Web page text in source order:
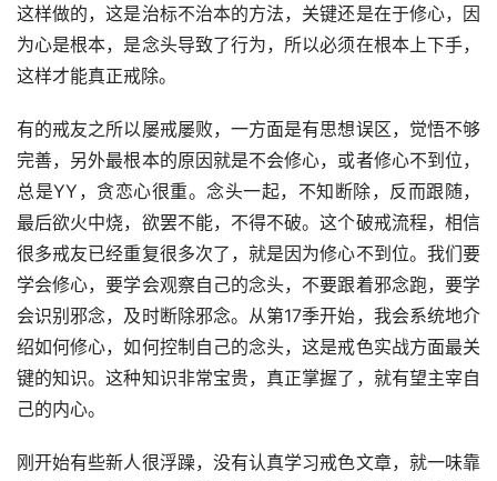
这样做的，这是治标不治本的方法，关键还是在于修心，因
为心是根本，是念头导致了行为，所以必须在根本上下手，
这样才能真正戒除。
有的戒友之所以屡戒屡败，一方面是有思想误区，觉悟不够
完善，另外最根本的原因就是不会修心，或者修心不到位，
总是YY，贪恋心很重。念头一起，不知断除，反而跟随，
最后欲火中烧，欲罢不能，不得不破。这个破戒流程，相信
很多戒友已经重复很多次了，就是因为修心不到位。我们要
学会修心，要学会观察自己的念头，不要跟着邪念跑，要学
会识别邪念，及时断除邪念。从第17季开始，我会系统地介
绍如何修心，如何控制自己的念头，这是戒色实战方面最关
键的知识。这种知识非常宝贵，真正掌握了，就有望主宰自
己的内心。
刚开始有些新人很浮躁，没有认真学习戒色文章，就一味靠